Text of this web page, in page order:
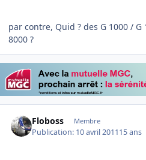
par contre, Quid ? des G 1000 / G
8000 ?
Floboss Membre
Publication: 10 avril 201115 ans